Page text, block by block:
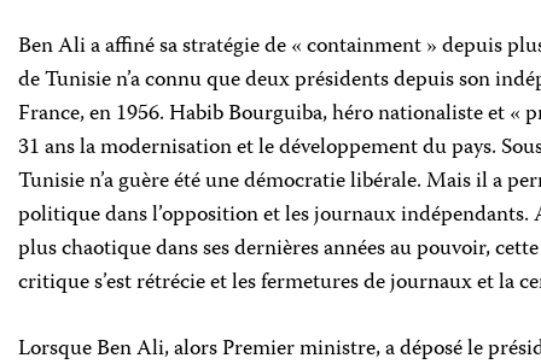
Ben Ali a affiné sa stratégie de « containment » depuis
de Tunisie n’a connu que deux présidents depuis son
France, en 1956. Habib Bourguiba, héro nationaliste et «
31 ans la modernisation et le développement du pays.
Tunisie n’a guère été une démocratie libérale. Mais il a
politique dans l’opposition et les journaux indépendants.
plus chaotique dans ses dernières années au pouvoir,
critique s’est rétrécie et les fermetures de journaux et la
Lorsque Ben Ali, alors Premier ministre, a déposé le